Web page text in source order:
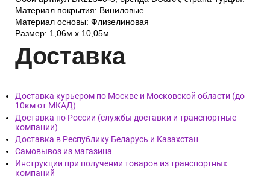
Материал покрытия: Виниловые
Материал основы: Флизелиновая
Размер: 1,06м х 10,05м
Доставка
Доставка курьером по Москве и Московской области (до
10км от МКАД)
Доставка по России (службы доставки и транспортные
компании)
Доставка в Республику Беларусь и Казахстан
Самовывоз из магазина
Инструкции при получении товаров из транспортных
компаний